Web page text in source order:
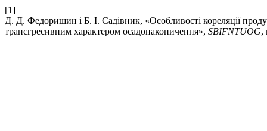
[1]
Д. Д. Федоришин і Б. І. Садівник, «Особливості кореляції
трансгресивним характером осадонакопичення», SBIFNTUOG,